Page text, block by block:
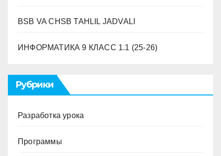
BSB VA CHSB TAHLIL JADVALI
ИНФОРМАТИКА 9 ​​КЛАСС 1.1 (25-26)
Рубрики
Разработка урока
Программы